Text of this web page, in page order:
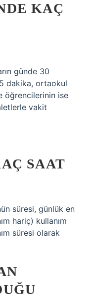
KAÇ
günde 30
dakika, ortaokul
öğrencilerinin ise
vakit
SAAT
süresi, günlük en
hariç) kullanım
süresi olarak